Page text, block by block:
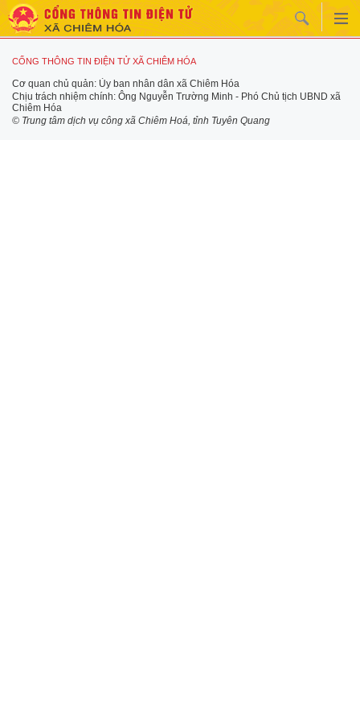
CỔNG THÔNG TIN ĐIỆN TỬ XÃ CHIÊM HÓA
Cơ quan chủ quản: Ủy ban nhân dân xã Chiêm Hóa
Chịu trách nhiệm chính: Ông Nguyễn Trường Minh - Phó Chủ tịch UBND xã
Chiêm Hóa
© Trung tâm dịch vụ công xã Chiêm Hoá, tỉnh Tuyên Quang